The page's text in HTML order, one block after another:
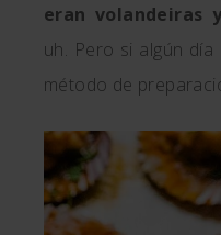
eran volandeiras
uh. Pero si algún día
método de